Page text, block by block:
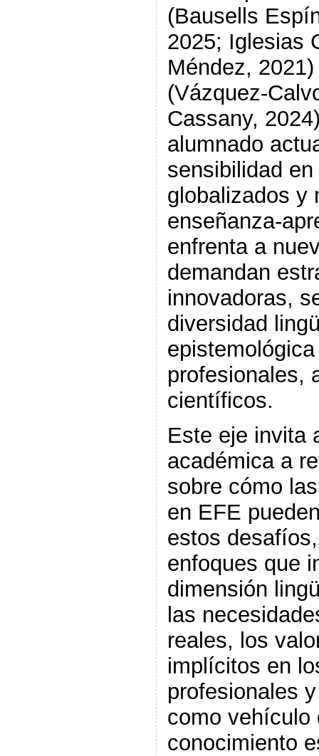
(Bausells
2025; Iglesias
Méndez,
(Vázquez-
Cassany,
alumnado
sensibilidad
globalizados y
enseñanza-
enfrenta a
demandan
innovadoras,
diversidad
profesionales,
científicos.
Este eje invita
académica a
sobre cómo
en EFE
estos
enfoques que
dimensión
las
reales, los
implícitos en
profesionales
como vehículo
conocimiento